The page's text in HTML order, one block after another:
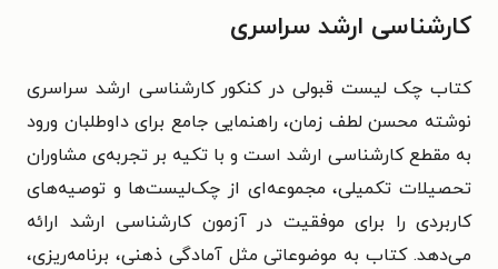
کارشناسی ارشد سراسری
کتاب چک لیست قبولی در کنکور کارشناسی ارشد سراسری
نوشته محسن لطف زمان، راهنمایی جامع برای داوطلبان ورود
به مقطع کارشناسی ارشد است و با تکیه بر تجربه‌ی مشاوران
تحصیلات تکمیلی، مجموعه‌ای از چک‌لیست‌ها و توصیه‌های
کاربردی را برای موفقیت در آزمون کارشناسی ارشد ارائه
می‌دهد. کتاب به موضوعاتی مثل آمادگی ذهنی، برنامه‌ریزی،